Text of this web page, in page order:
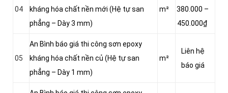
04
kháng hóa chất nền mới (Hệ tự san
phẳng – Dày 3 mm)
m²
380.000 –
450.000₫
05
An Bình báo giá thi công sơn epoxy
kháng hóa chất nền củ (Hệ tự san
phẳng – Dày 1 mm)
m²
Liên hệ
báo giá